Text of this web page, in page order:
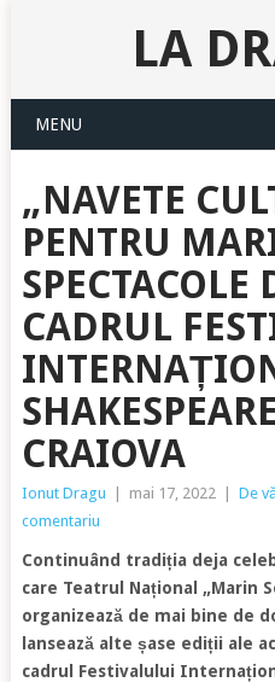
LA
MENU
„NAVETE
PENTRU
SPECTACOLE
CADRUL
CRAIOVA
Ionut Dragu mai 17, 2022 De
comentariu
Continuând tradiția deja
care Teatrul Național „Marin
organizează de mai bine de
lansează alte șase ediții ale
cadrul Festivalului